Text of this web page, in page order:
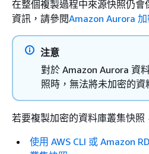
在整個複製過程中來源快照仍會
資訊，請參閱Amazon Aurora
注意
對於 Amazon Aurora 資
照時，無法將未加密的資
若要複製加密的資料庫叢集快照
使用 AWS CLI 或 Amazon